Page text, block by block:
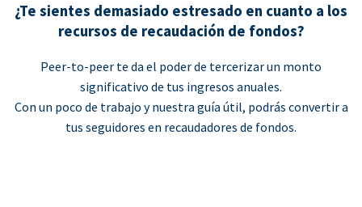
¿Te sientes demasiado estresado en cuanto a los
recursos de recaudación de fondos?
Peer-to-peer te da el poder de tercerizar un monto
significativo de tus ingresos anuales.
Con un poco de trabajo y nuestra guía útil, podrás convertir a
tus seguidores en recaudadores de fondos.